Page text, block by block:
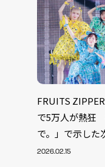
FRUITS
で5万人が熱狂
で。」で示した
2026.02.15